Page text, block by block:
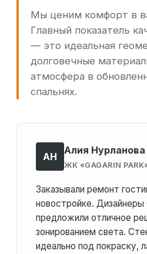
Мы ценим комфорт в
Главный показатель
— это идеальная
долговечные
атмосфера в
спальнях.
АН
Алия Нурланова
ЖК «GAGARIN
Заказывали ремонт
новостройке.
предложили отличное
зонированием света.
идеально под покраску,